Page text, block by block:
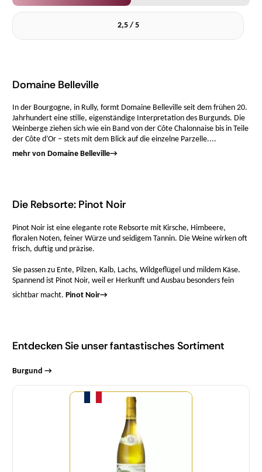
2,5 / 5
Domaine Belleville
In der Bourgogne, in Rully, formt Domaine Belleville seit dem frühen 20.
Jahrhundert eine stille, eigenständige Interpretation des Burgunds. Die
Weinberge ziehen sich wie ein Band von der Côte Chalonnaise bis in Teile
der Côte d’Or – stets mit dem Blick auf die einzelne Parzelle....
mehr von Domaine Belleville→
Die Rebsorte: Pinot Noir
Pinot Noir ist eine elegante rote Rebsorte mit Kirsche, Himbeere,
floralen Noten, feiner Würze und seidigem Tannin. Die Weine wirken oft
frisch, duftig und präzise.
Sie passen zu Ente, Pilzen, Kalb, Lachs, Wildgeflügel und mildem Käse.
Spannend ist Pinot Noir, weil er Herkunft und Ausbau besonders fein
sichtbar macht. Pinot Noir→
Entdecken Sie unser fantastisches Sortiment
Burgund →
Menge